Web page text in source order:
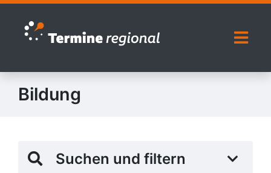
Zur Navigation springen
Zum Inhalt springen
Bildung
Suchen und filtern